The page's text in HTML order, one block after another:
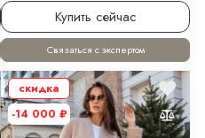
Купить сейчас
Связаться с экспертом
скидка
-14 000 ₽